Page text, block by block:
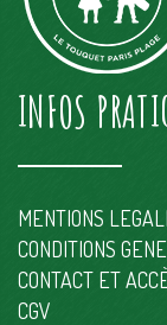
INFOS
MENTIONS
CONDITIONS
CONTACT ET
CGV